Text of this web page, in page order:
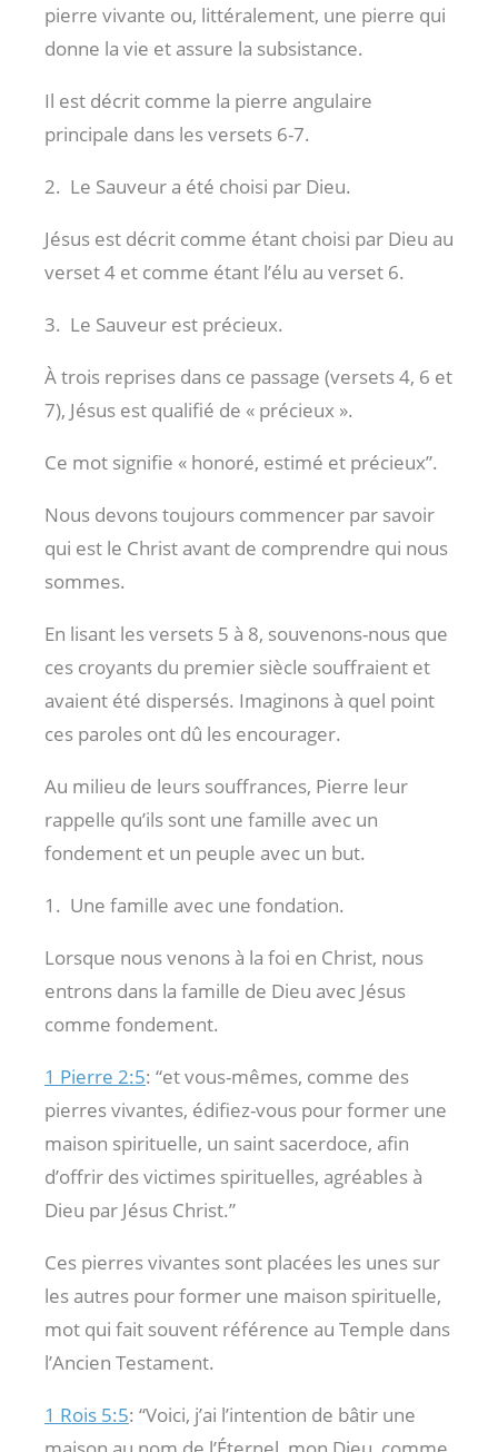
pierre vivante ou, littéralement, une pierre qui
donne la vie et assure la subsistance.
Il est décrit comme la pierre angulaire
principale dans les versets 6-7.
2. Le Sauveur a été choisi par Dieu.
Jésus est décrit comme étant choisi par Dieu au
verset 4 et comme étant l’élu au verset 6.
3. Le Sauveur est précieux.
À trois reprises dans ce passage (versets 4, 6 et
7), Jésus est qualifié de « précieux ».
Ce mot signifie « honoré, estimé et précieux”.
Nous devons toujours commencer par savoir
qui est le Christ avant de comprendre qui nous
sommes.
En lisant les versets 5 à 8, souvenons-nous que
ces croyants du premier siècle souffraient et
avaient été dispersés. Imaginons à quel point
ces paroles ont dû les encourager.
Au milieu de leurs souffrances, Pierre leur
rappelle qu’ils sont une famille avec un
fondement et un peuple avec un but.
1. Une famille avec une fondation.
Lorsque nous venons à la foi en Christ, nous
entrons dans la famille de Dieu avec Jésus
comme fondement.
1 Pierre 2:5: “et vous-mêmes, comme des
pierres vivantes, édifiez-vous pour former une
maison spirituelle, un saint sacerdoce, afin
d’offrir des victimes spirituelles, agréables à
Dieu par Jésus Christ.”
Ces pierres vivantes sont placées les unes sur
les autres pour former une maison spirituelle,
mot qui fait souvent référence au Temple dans
l’Ancien Testament.
1 Rois 5:5: “Voici, j’ai l’intention de bâtir une